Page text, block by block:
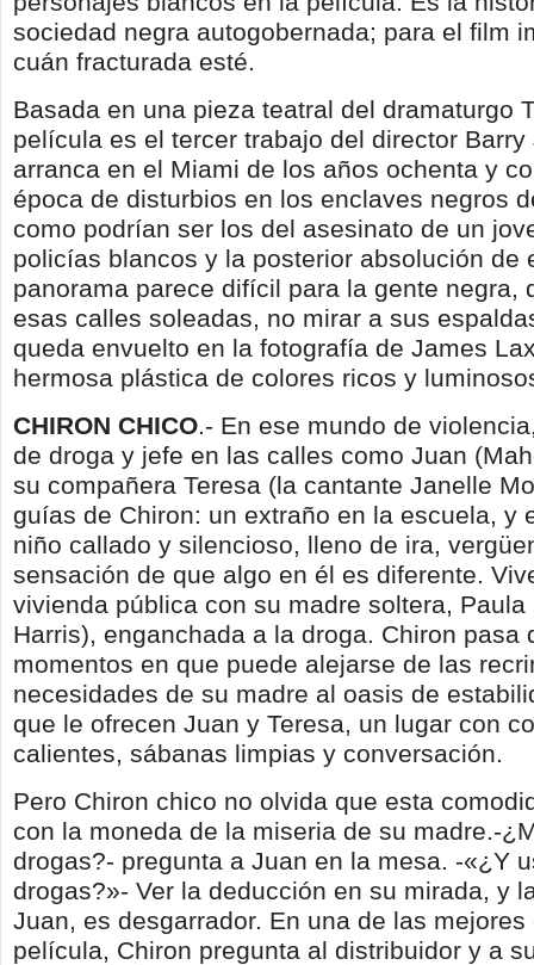
sociedad negra autogobernada; para el film
cuán fracturada esté.
Basada en una pieza teatral del dramaturgo
película es el tercer trabajo del director
arranca en el Miami de los años ochenta y
época de disturbios en los enclaves negros
como podrían ser los del asesinato de un
policías blancos y la posterior absolución de
panorama parece difícil para la gente negra,
esas calles soleadas, no mirar a sus
queda envuelto en la fotografía de James
hermosa plástica de colores ricos y
CHIRON CHICO.- En ese mundo de
de droga y jefe en las calles como Juan
su compañera Teresa (la cantante Janelle
guías de Chiron: un extraño en la escuela, y
niño callado y silencioso, lleno de ira,
sensación de que algo en él es diferente.
vivienda pública con su madre soltera, Paula
Harris), enganchada a la droga. Chiron pasa
momentos en que puede alejarse de las
necesidades de su madre al oasis de
que le ofrecen Juan y Teresa, un lugar con
calientes, sábanas limpias y conversación.
Pero Chiron chico no olvida que esta
con la moneda de la miseria de su madre.-
drogas?- pregunta a Juan en la mesa. -«¿Y
drogas?»- Ver la deducción en su mirada, y
Juan, es desgarrador. En una de las
película, Chiron pregunta al distribuidor y a